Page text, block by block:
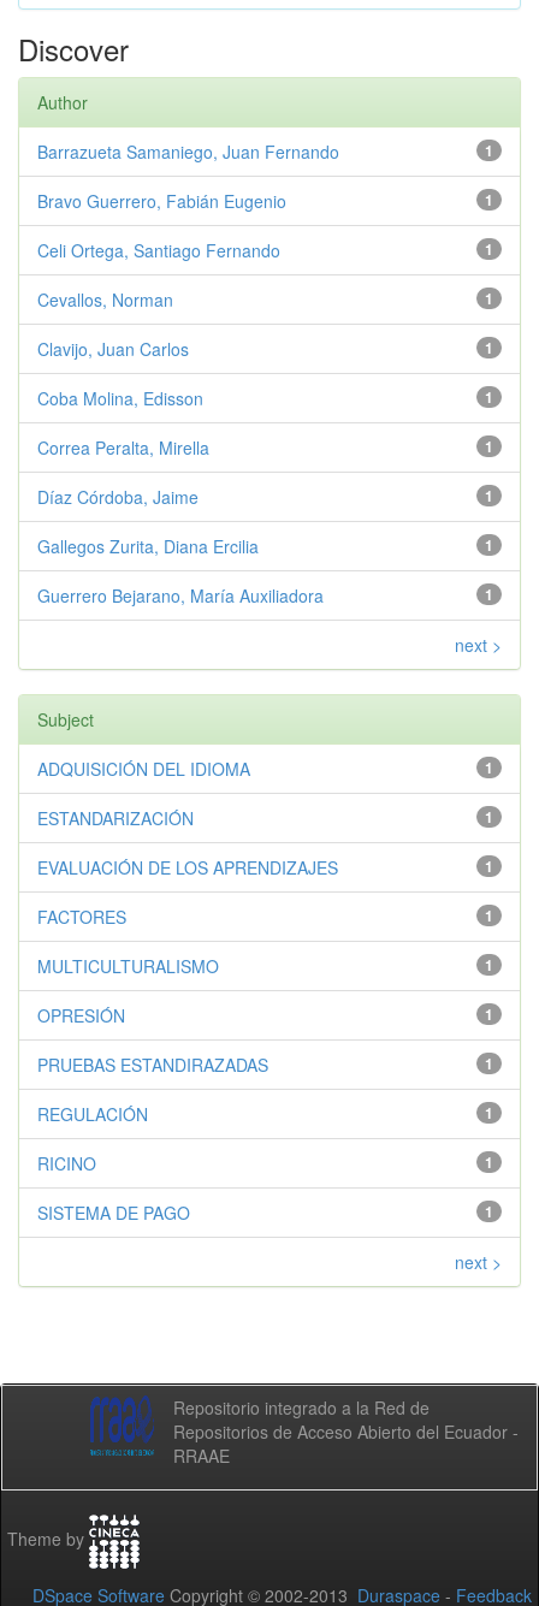
Discover
Author
1
Barrazueta Samaniego, Juan Fernando
1
Bravo Guerrero, Fabián Eugenio
1
Celi Ortega, Santiago Fernando
1
Cevallos, Norman
1
Clavijo, Juan Carlos
1
Coba Molina, Edisson
1
Correa Peralta, Mirella
1
Díaz Córdoba, Jaime
1
Gallegos Zurita, Diana Ercilia
1
Guerrero Bejarano, María Auxiliadora
next >
Subject
1
ADQUISICIÓN DEL IDIOMA
1
ESTANDARIZACIÓN
1
EVALUACIÓN DE LOS APRENDIZAJES
1
FACTORES
1
MULTICULTURALISMO
1
OPRESIÓN
1
PRUEBAS ESTANDIRAZADAS
1
REGULACIÓN
1
RICINO
1
SISTEMA DE PAGO
next >
Repositorio integrado a la Red de
Repositorios de Acceso Abierto del Ecuador -
RRAAE
Theme by
DSpace Software Copyright © 2002-2013 Duraspace - Feedback